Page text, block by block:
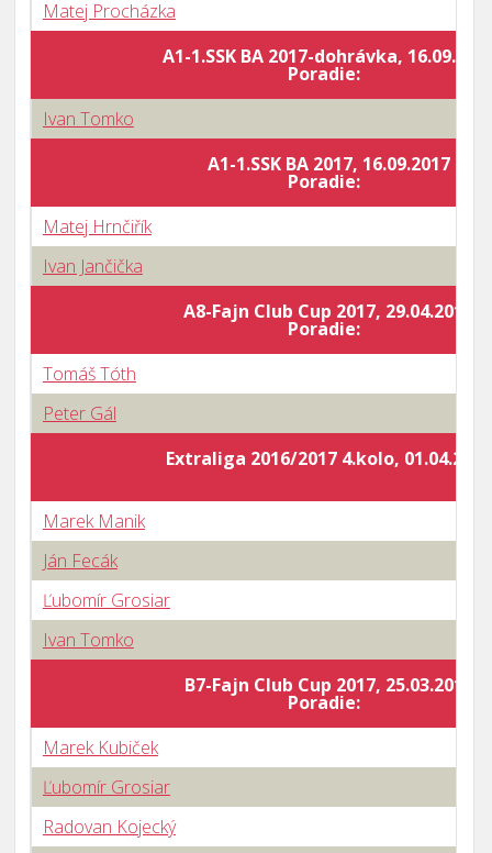
Matej Procházka
A1-1.SSK BA 2017-dohrávka,
Poradie:
Ivan Tomko
A1-1.SSK BA 2017, 16.09.2017
Poradie:
Matej Hrnčiřík
Ivan Jančička
A8-Fajn Club Cup 2017, 29.04.2017
Poradie:
Tomáš Tóth
Peter Gál
Extraliga 2016/2017 4.kolo, 01.04.2017
Marek Manik
Ján Fecák
Ľubomír Grosiar
Ivan Tomko
B7-Fajn Club Cup 2017, 25.03.2017
Poradie:
Marek Kubiček
Ľubomír Grosiar
Radovan Kojecký